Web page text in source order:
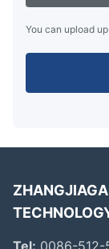
You can upload
Tel: 0086-